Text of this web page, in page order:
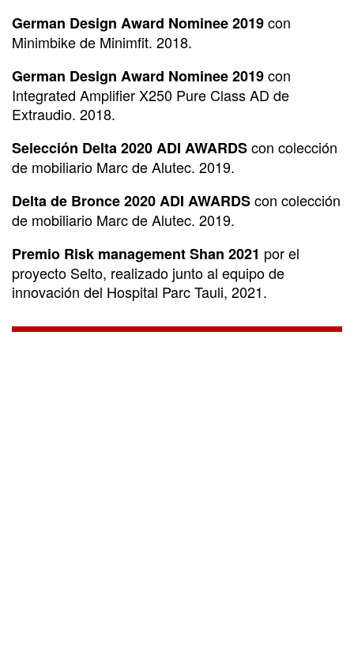
German Design Award Nominee 2019con
Minimbike de Minimfit. 2018.
German Design Award Nominee 2019con
Integrated Amplifier X250 Pure Class AD de
Extraudio. 2018.
Selección Delta 2020 ADI AWARDScon colección
de mobiliario Marc de Alutec. 2019.
Delta de Bronce 2020 ADI AWARDScon colección
de mobiliario Marc de Alutec. 2019.
Premio Risk management Shan 2021 por el
proyecto Selto, realizado junto al equipo de
innovación del Hospital Parc Tauli, 2021.